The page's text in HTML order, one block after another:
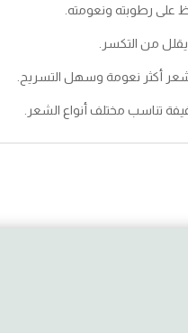
على رطوبته ونعومته.
من التكسر.
أكثر نعومة وسهل التسريح.
تناسب مختلف أنواع الشعر.